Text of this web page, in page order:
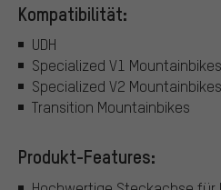
Kompatibilität:
UDH
Specialized V1 Mountainbikes
Specialized V2 Mountainbikes
Transition Mountainbikes
Produkt-Features: